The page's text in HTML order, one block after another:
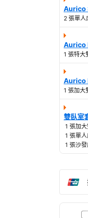
Aurico
2 張單人
Aurico
1 張特大
Aurico
1 張加大
雙臥室
1 張加
1 張單
1 張沙